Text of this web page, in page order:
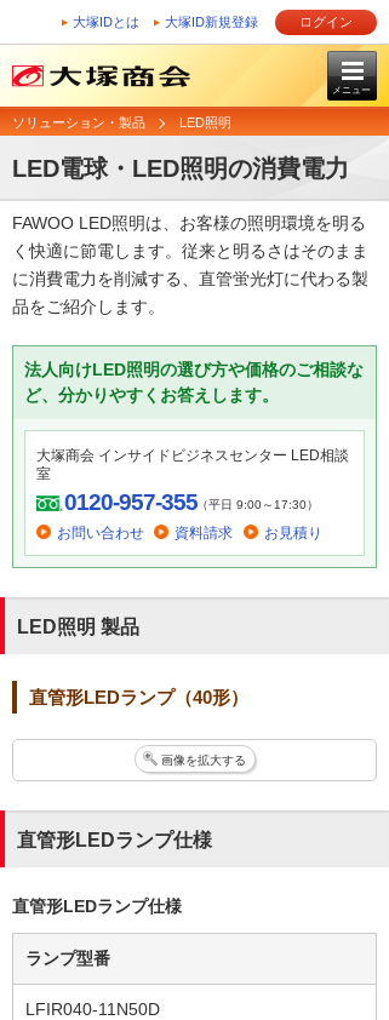
大塚IDとは 大塚ID新規登録 ログイン
メニュー
ソリューション・製品 LED照明
LED電球・LED照明の消費電力
FAWOO LED照明は、お客様の照明環境を明る
く快適に節電します。従来と明るさはそのまま
に消費電力を削減する、直管蛍光灯に代わる製
品をご紹介します。
法人向けLED照明の選び方や価格のご相談な
ど、分かりやすくお答えします。
大塚商会 インサイドビジネスセンター LED相談
室
0120-957-355（平日 9:00～17:30）
お問い合わせ 資料請求 お見積り
LED照明 製品
直管形LEDランプ（40形）
画像を拡大する
直管形LEDランプ仕様
直管形LEDランプ仕様
ランプ型番
LFIR040-11N50D